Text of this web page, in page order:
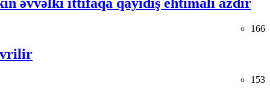
əvvəlki ittifaqa qayıdış ehtimalı azdır
166
153